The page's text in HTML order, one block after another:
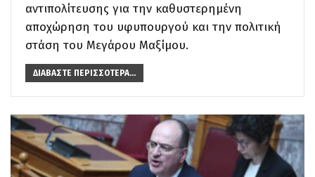
αντιπολίτευσης για την καθυστερημένη
αποχώρηση του υφυπουργού και την πολιτική
στάση του Μεγάρου Μαξίμου.
ΔΙΑΒΆΣΤΕ ΠΕΡΙΣΣΌΤΕΡΑ...